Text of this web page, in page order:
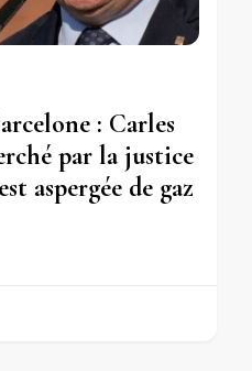
: Carles
par la justice
aspergée de gaz